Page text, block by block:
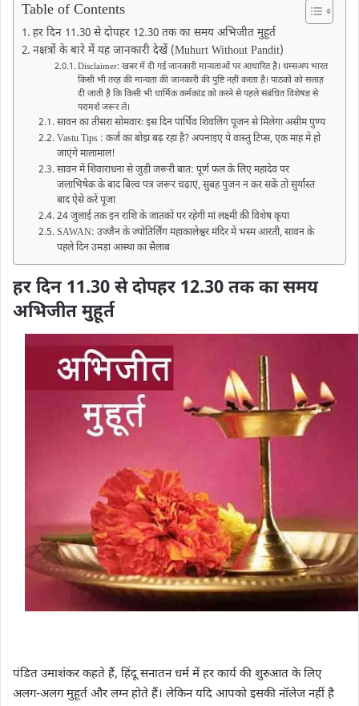
Table of Contents
हर दिन 11.30 से दोपहर 12.30 तक का समय अभिजीत मुहूर्त
नक्षत्रों के बारे में यह जानकारी देखें (Muhurt Without Pandit)
Disclaimer: खबर में दी गई जानकारी मान्यताओं पर आधारित है। थम्सअप भारत
किसी भी तरह की मान्यता की जानकारी की पुष्टि नहीं करता है। पाठकों को सलाह
दी जाती है कि किसी भी धार्मिक कर्मकांड को करने से पहले संबंधित विशेषज्ञ से
परामर्श जरूर लें।
सावन का तीसरा सोमवारः इस दिन पार्थिव शिवलिंग पूजन से मिलेगा असीम पुण्य
Vastu Tips : कर्ज का बोझ बढ़ रहा है? अपनाइए ये वास्तु टिप्स, एक माह में हो
जाएंगे मालामाल!
सावन में शिवाराधना से जुड़ी जरूरी बात: पूर्ण फल के लिए महादेव पर
जलाभिषेक के बाद बिल्व पत्र जरूर चढ़ाएं, सुबह पुजन न कर सकें तो सुर्यास्त
बाद ऐसे करें पूजा
24 जुलाई तक इन राशि के जातकों पर रहेगी मां लक्ष्मी की विशेष कृपा
SAWAN: उज्जैन के ज्योतिर्लिंग महाकालेश्वर मंदिर में भस्म आरती, सावन के
पहले दिन उमड़ा आस्था का सैलाब
हर दिन 11.30 से दोपहर 12.30 तक का समय
अभिजीत मुहूर्त
पंडित उमाशंकर कहते हैं, हिंदू सनातन धर्म में हर कार्य की शुरुआत के लिए
अलग-अलग मुहूर्त और लग्न होते हैं। लेकिन यदि आपको इसकी नॉलेज नहीं है